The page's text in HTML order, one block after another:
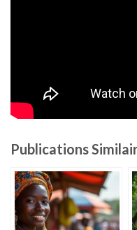
Publications